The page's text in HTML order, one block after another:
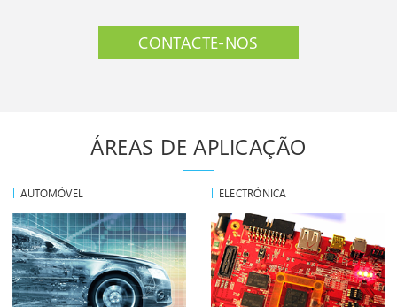
CONTACTE-NOS
ÁREAS DE APLICAÇÃO
AUTOMÓVEL ELECTRÓNICA